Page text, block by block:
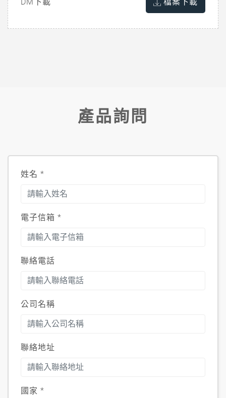
產品詢問
姓名 *
電子信箱 *
聯絡電話
公司名稱
聯絡地址
國家 *